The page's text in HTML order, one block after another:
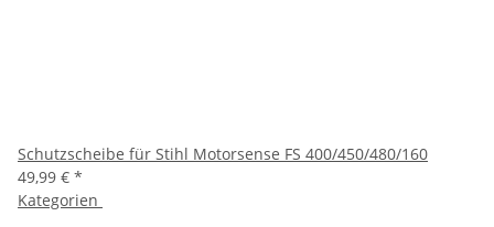
Schutzscheibe für Stihl Motorsense FS 400/450/480/160
49,99 € *
Kategorien